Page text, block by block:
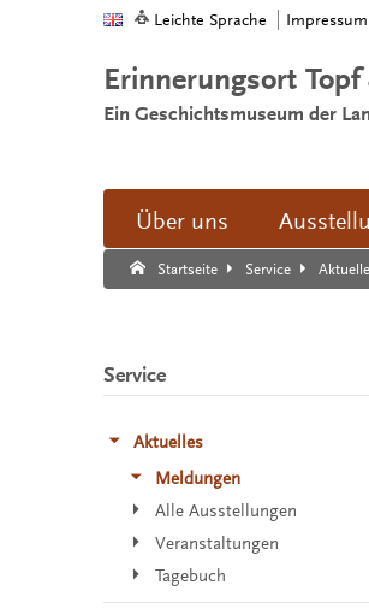
Leichte Sprache Impressum
Erinnerungsort
Ein Geschichtsmuseum der
Über uns
Startseite Service
Suche:
Suche Ende.
Service
Aktuelles
Meldungen
Alle Ausstellungen
Veranstaltungen
Tagebuch